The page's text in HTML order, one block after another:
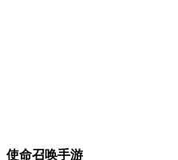
使命召唤手游